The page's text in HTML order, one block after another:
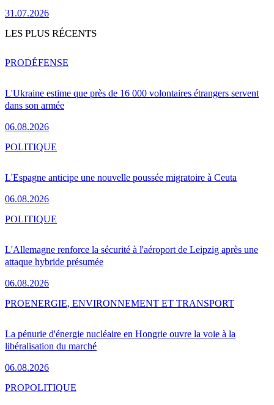
31.07.2026
LES PLUS RÉCENTS
L'Ukraine estime que près de 16 000 volontaires étrangers servent
dans son armée
06.08.2026
PRODÉFENSE
L'Espagne anticipe une nouvelle poussée migratoire à Ceuta
06.08.2026
POLITIQUE
L'Allemagne renforce la sécurité à l'aéroport de Leipzig après une
attaque hybride présumée
06.08.2026
POLITIQUE
La pénurie d'énergie nucléaire en Hongrie ouvre la voie à la
libéralisation du marché
06.08.2026
PROENERGIE, ENVIRONNEMENT ET TRANSPORT
PROPOLITIQUE